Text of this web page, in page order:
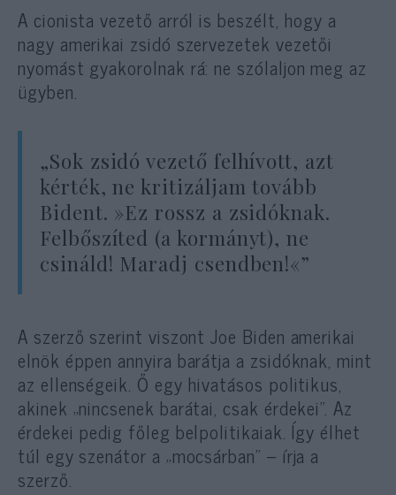
A cionista vezető arról is beszélt, hogy a
nagy amerikai zsidó szervezetek vezetői
nyomást gyakorolnak rá: ne szólaljon meg az
ügyben.
„Sok zsidó vezető felhívott, azt
kérték, ne kritizáljam tovább
Bident. »Ez rossz a zsidóknak.
Felbőszíted (a kormányt), ne
csináld! Maradj csendben!«”
A szerző szerint viszont Joe Biden amerikai
elnök éppen annyira barátja a zsidóknak, mint
az ellenségeik. Ő egy hivatásos politikus,
akinek „nincsenek barátai, csak érdekei”. Az
érdekei pedig főleg belpolitikaiak. Így élhet
túl egy szenátor a „mocsárban” – írja a
szerző.